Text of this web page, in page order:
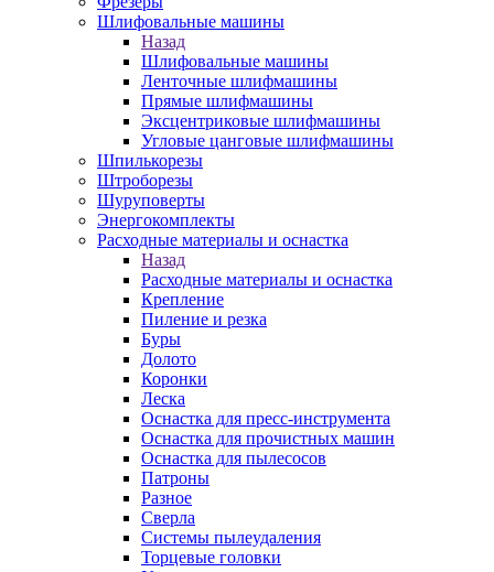
Шлифовальные машины
Назад
Шлифовальные машины
Ленточные шлифмашины
Прямые шлифмашины
Эксцентриковые шлифмашины
Угловые цанговые шлифмашины
Шпилькорезы
Штроборезы
Шуруповерты
Энергокомплекты
Расходные материалы и оснастка
Назад
Расходные материалы и оснастка
Крепление
Пиление и резка
Буры
Долото
Коронки
Леска
Оснастка для пресс-инструмента
Оснастка для прочистных машин
Оснастка для пылесосов
Патроны
Разное
Сверла
Системы пылеудаления
Торцевые головки